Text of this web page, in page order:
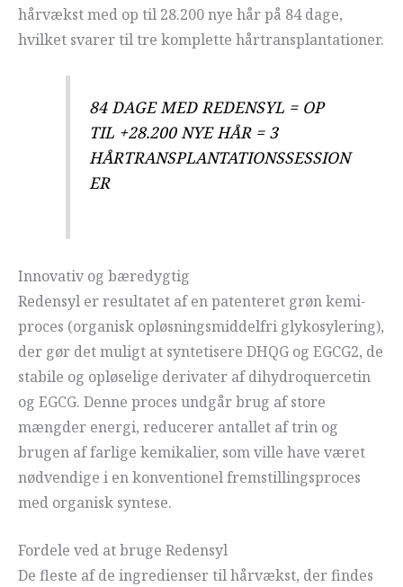
hårvækst med op til 28.200 nye hår på 84 dage,
hvilket svarer til tre komplette hårtransplantationer.
84 DAGE MED REDENSYL = OP
TIL +28.200 NYE HÅR = 3
HÅRTRANSPLANTATIONSSESSION
ER
Innovativ og bæredygtig
Redensyl er resultatet af en patenteret grøn kemi-
proces (organisk opløsningsmiddelfri glykosylering),
der gør det muligt at syntetisere DHQG og EGCG2, de
stabile og opløselige derivater af dihydroquercetin
og EGCG. Denne proces undgår brug af store
mængder energi, reducerer antallet af trin og
brugen af farlige kemikalier, som ville have været
nødvendige i en konventionel fremstillingsproces
med organisk syntese.
Fordele ved at bruge Redensyl
De fleste af de ingredienser til hårvækst, der findes